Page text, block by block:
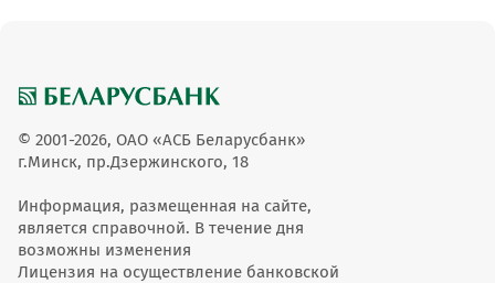
© 2001-2026, ОАО «АСБ Беларусбанк»
г.Минск, пр.Дзержинского, 18
Информация, размещенная на сайте,
является справочной. В течение дня
возможны изменения
Лицензия на осуществление банковской